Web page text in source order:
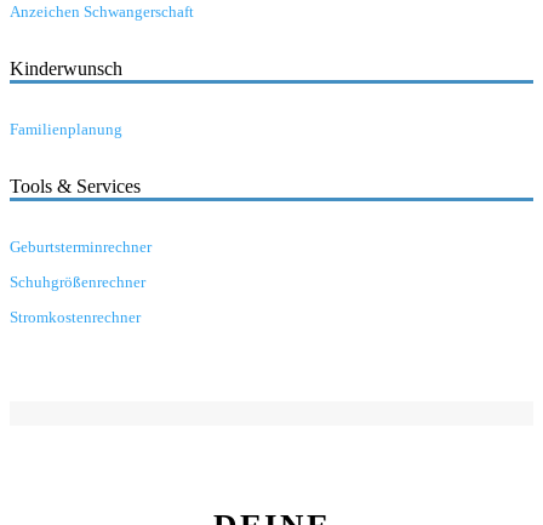
Anzeichen Schwangerschaft
Kinderwunsch
Familienplanung
Tools & Services
Geburtsterminrechner
Schuhgrößenrechner
Stromkostenrechner